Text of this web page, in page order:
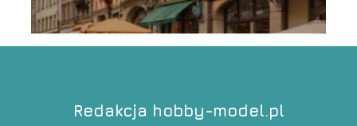
Redakcja hobby-model.pl